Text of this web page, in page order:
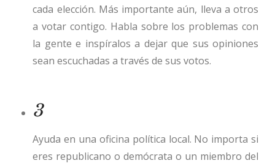
cada elección. Más importante aún, lleva a otros
a votar contigo. Habla sobre los problemas con
la gente e inspíralos a dejar que sus opiniones
sean escuchadas a través de sus votos.
3
Ayuda en una oficina política local. No importa si
eres republicano o demócrata o un miembro del